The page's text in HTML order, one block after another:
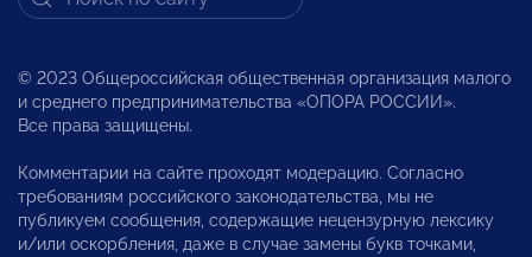
© 2023 Общероссийская общественная организация малого
и среднего предпринимательства «ОПОРА РОССИИ».
Все права защищены.
Комментарии на сайте проходят модерацию. Согласно
требованиям российского законодательства, мы не
публикуем сообщения, содержащие нецензурную лексику
и/или оскорбления, даже в случае замены букв точками,